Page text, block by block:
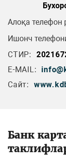
Алоқа телефон
Ишонч
СТИР:
E-MAIL:
Сайт:
Банк